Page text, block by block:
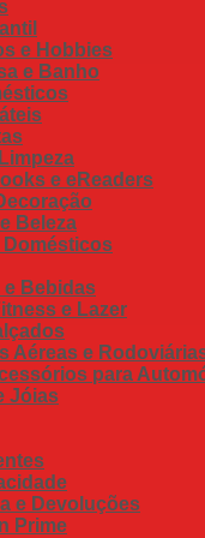
e Hobbies
e Banho
e eReaders
Beleza
Bebidas
e Lazer
Aéreas e
para
Jóias
e Devoluções
Prime